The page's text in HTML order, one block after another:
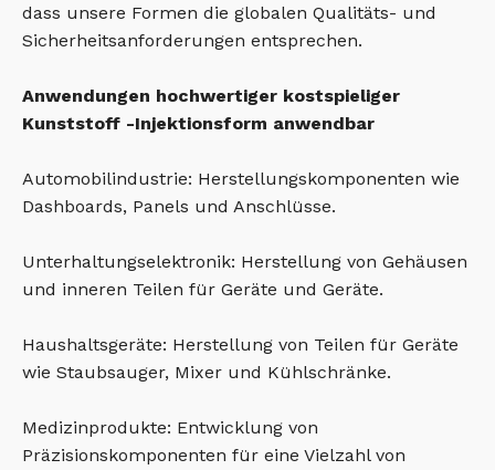
dass unsere Formen die globalen Qualitäts- und
Sicherheitsanforderungen entsprechen.
Anwendungen hochwertiger kostspieliger
Kunststoff -Injektionsform anwendbar
Automobilindustrie: Herstellungskomponenten wie
Dashboards, Panels und Anschlüsse.
Unterhaltungselektronik: Herstellung von Gehäusen
und inneren Teilen für Geräte und Geräte.
Haushaltsgeräte: Herstellung von Teilen für Geräte
wie Staubsauger, Mixer und Kühlschränke.
Medizinprodukte: Entwicklung von
Präzisionskomponenten für eine Vielzahl von